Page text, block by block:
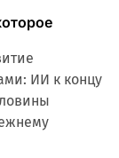
ИИ к концу